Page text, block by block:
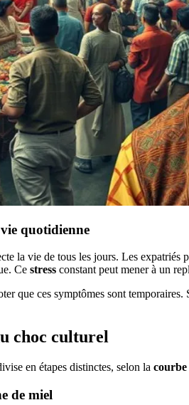
quotidienne
la vie de tous les jours. Les expatriés
Ce stress constant peut mener à un
que ces symptômes sont
choc culturel
en étapes distinctes, selon la courbe
de miel